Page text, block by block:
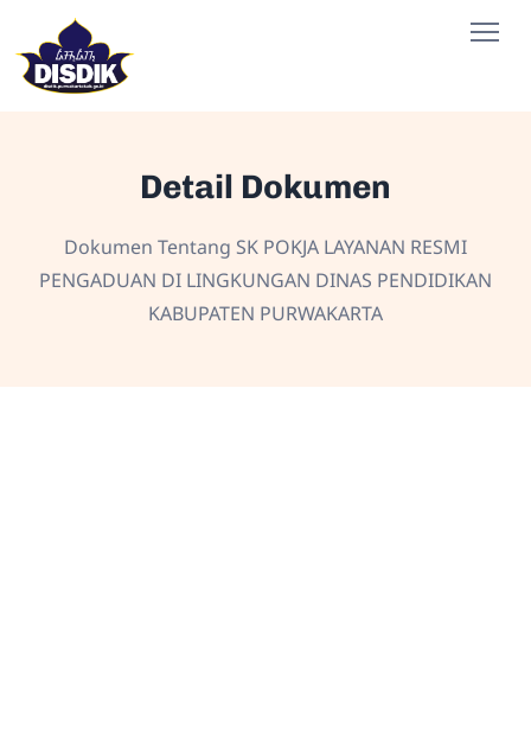
Detail Dokumen
Dokumen Tentang SK POKJA LAYANAN RESMI
PENGADUAN DI LINGKUNGAN DINAS PENDIDIKAN
KABUPATEN PURWAKARTA